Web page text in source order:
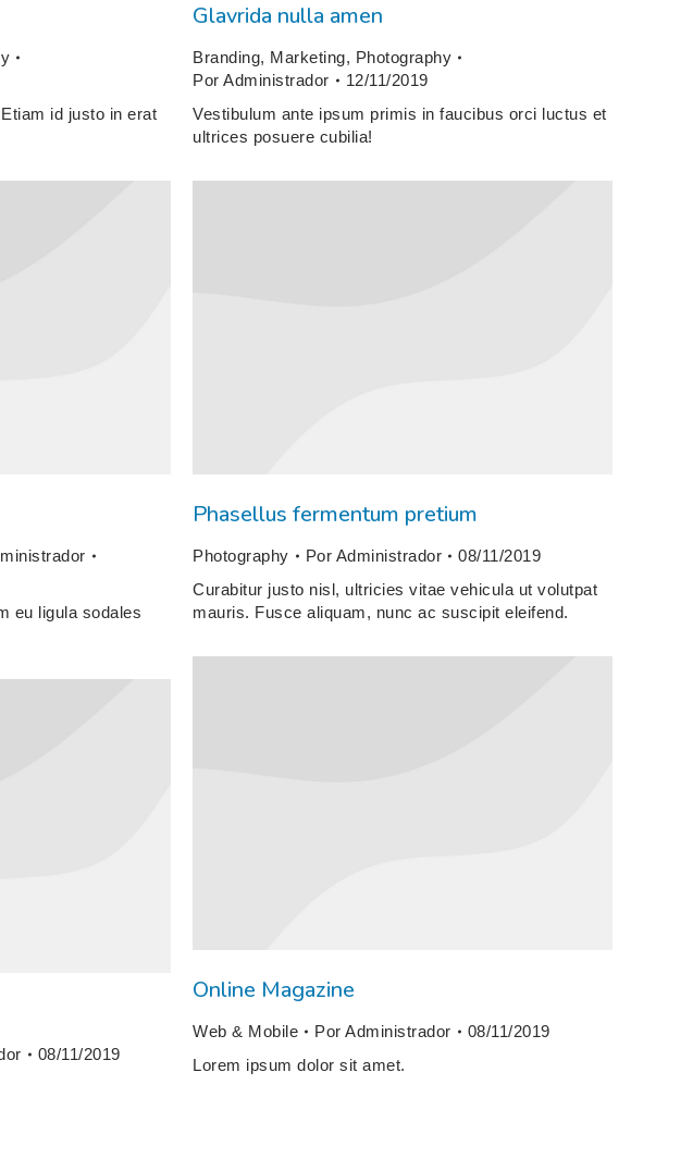
id justo in erat
Glavrida nulla amen
Branding, Marketing, Photography
Por Administrador
12/11/2019
Vestibulum ante ipsum primis in faucibus orci luctus et
ultrices posuere cubilia!
eu ligula sodales
Phasellus fermentum pretium
Photography Por Administrador
08/11/2019
Curabitur justo nisl, ultricies vitae vehicula ut volutpat
mauris. Fusce aliquam, nunc ac suscipit eleifend.
Online Magazine
Web & Mobile Por Administrador
08/11/2019
Lorem ipsum dolor sit amet.
08/11/2019